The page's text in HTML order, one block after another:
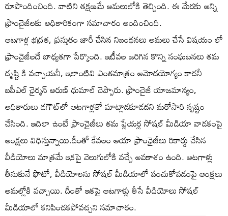
రూపొందించింది. వాటిని తక్షణమే అమలులోకి తెచ్చింది. ఈ మేరకు అన్ని
ఫ్రాంచైజీలకు అధికారికంగా సమాచారం అందించింది.
ఆటగాళ్ల భద్రత, ప్రస్తుతం జారీ చేసిన నిబంధనలు అమలు చేసే విషయం లో
ఫ్రాంచైజీలదే బాధ్యతగా పేర్కొంది. ఇటీవల జరిగిన కొన్ని సంఘటనలు తమ
దృష్టి కి వచ్చాయనీ, ఇలాంటివి ఎంతమాత్రం ఆమోదయోగ్యం కాదనీ
ఐపీఎల్ ఛైర్మన్ అరుణ్ ధుమాల్ చెప్పారు. ఫ్రాంచైజీ యాజమాన్యం,
అధికారులు డగౌట్‌లో ఆటగాళ్లతో మాట్లాడకూడదని మరోసారి స్పష్టం
చేసింది. ఇదిలా ఉంటే ఫ్రాంచైజీలు తమ ప్లేయర్ల సోషల్ మీడియా వాడకంపై
ఆంక్షలు విధిస్తున్నాయి.దీంతో కేవలం ఆయా ఫ్రాంఛైజీలు రికార్డు చేసిన
వీడియోలు మాత్రమే ఇకపై వెలుగులోకి వచ్చే అవకాశం ఉంది. ఆటగాళ్లు
తీసుకునే ఫొటో, వీడియోలను సోషల్ మీడియాలో పంచుకోవడంపై ఆంక్షలు
అమల్లోకి వచ్చాయి. దీంతో ఇకపై ఆటగాళ్లు తీసే వీడియోలు సోషల్
మీడియాలో కనిపించకపోవచ్చని సమాచారం.